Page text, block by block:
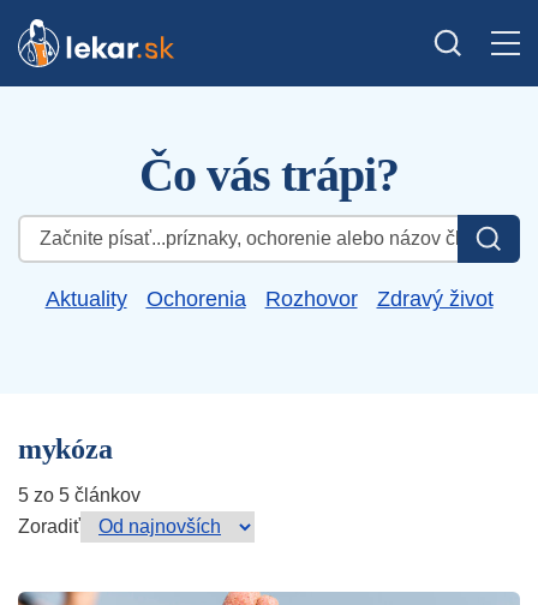
Čo vás trápi?
Hľadať:
Aktuality Ochorenia Rozhovor Zdravý život
mykóza
5 zo 5 článkov
Zoradiť